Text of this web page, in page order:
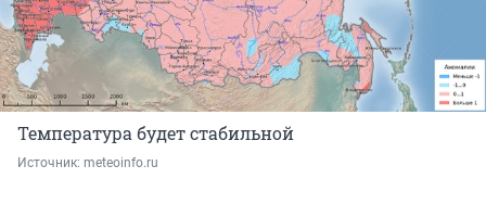
Температура будет стабильной
Источник: meteoinfo.ru